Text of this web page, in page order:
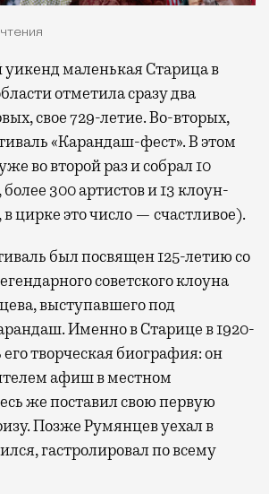
отметила сразу два
свое 729-летие. Во-вторых,
«Карандаш-фест». В этом
во второй раз и собрал 10
300 артистов и 13 клоун-
в цирке это число — счастливое).
был посвящен 125-летию со
советского клоуна
выступавшего под
Именно в Старице в 1920-
его творческая биография: он
афиш в местном
же поставил свою первую
Позже Румянцев уехал в
гастролировал по всему